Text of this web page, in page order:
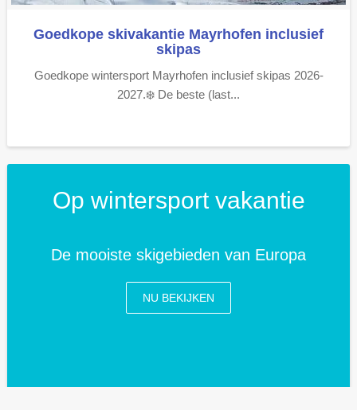
Goedkope skivakantie Mayrhofen inclusief
skipas
Goedkope wintersport Mayrhofen inclusief skipas 2026-
2027.❄️ De beste (last...
Op wintersport vakantie
De mooiste skigebieden van Europa
NU BEKIJKEN